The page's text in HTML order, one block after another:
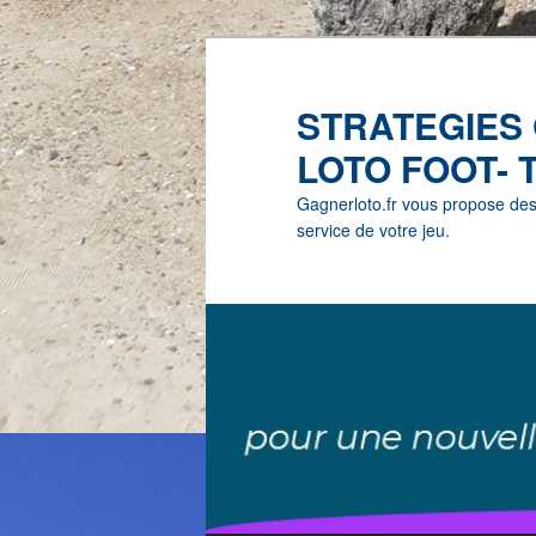
LOTO FOOT-
Gagnerloto.fr vous propose
service de votre jeu.